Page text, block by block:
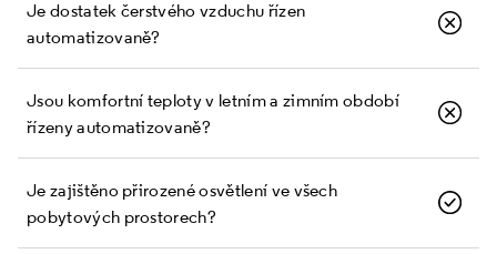
Je dostatek čerstvého vzduchu řízen
automatizovaně?
Jsou komfortní teploty v letním a zimním období
řízeny automatizovaně?
Je zajištěno přirozené osvětlení ve všech
pobytových prostorech?